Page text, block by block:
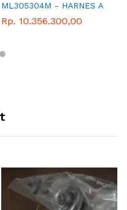
ML305304M - HARNES A
Rp. 10.356.300,00